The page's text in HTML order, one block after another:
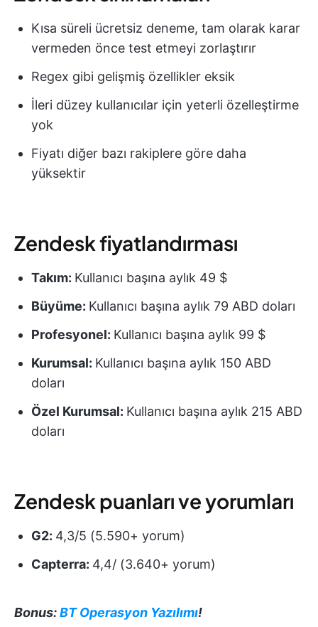
Kısa süreli ücretsiz deneme, tam olarak karar
vermeden önce test etmeyi zorlaştırır
Regex gibi gelişmiş özellikler eksik
İleri düzey kullanıcılar için yeterli özelleştirme
yok
Fiyatı diğer bazı rakiplere göre daha
yüksektir
Zendesk fiyatlandırması
Takım: Kullanıcı başına aylık 49 $
Büyüme: Kullanıcı başına aylık 79 ABD doları
Profesyonel: Kullanıcı başına aylık 99 $
Kurumsal: Kullanıcı başına aylık 150 ABD
doları
Özel Kurumsal: Kullanıcı başına aylık 215 ABD
doları
Zendesk puanları ve yorumları
G2: 4,3/5 (5.590+ yorum)
Capterra: 4,4/ (3.640+ yorum)
Bonus:BT Operasyon Yazılımı!